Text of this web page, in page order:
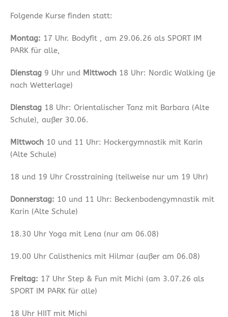
Folgende Kurse finden statt:
Montag: 17 Uhr. Bodyfit , am 29.06.26 als SPORT IM
PARK für alle,
Dienstag 9 Uhr und Mittwoch 18 Uhr: Nordic Walking (je
nach Wetterlage)
Dienstag 18 Uhr: Orientalischer Tanz mit Barbara (Alte
Schule), außer 30.06.
Mittwoch 10 und 11 Uhr: Hockergymnastik mit Karin
(Alte Schule)
18 und 19 Uhr Crosstraining (teilweise nur um 19 Uhr)
Donnerstag: 10 und 11 Uhr: Beckenbodengymnastik mit
Karin (Alte Schule)
18.30 Uhr Yoga mit Lena (nur am 06.08)
19.00 Uhr Calisthenics mit Hilmar (außer am 06.08)
Freitag: 17 Uhr Step & Fun mit Michi (am 3.07.26 als
SPORT IM PARK für alle)
18 Uhr HIIT mit Michi